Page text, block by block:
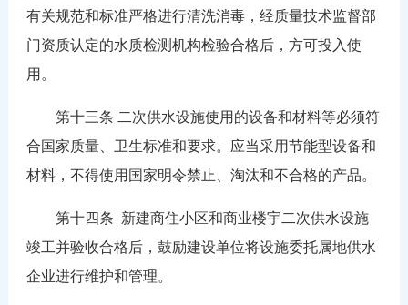
有关规范和标准严格进行清洗消毒，经质量技术监督部
门资质认定的水质检测机构检验合格后，方可投入使
用。
第十三条 二次供水设施使用的设备和材料等必须符
合国家质量、卫生标准和要求。应当采用节能型设备和
材料，不得使用国家明令禁止、淘汰和不合格的产品。
第十四条 新建商住小区和商业楼宇二次供水设施
竣工并验收合格后，鼓励建设单位将设施委托属地供水
企业进行维护和管理。